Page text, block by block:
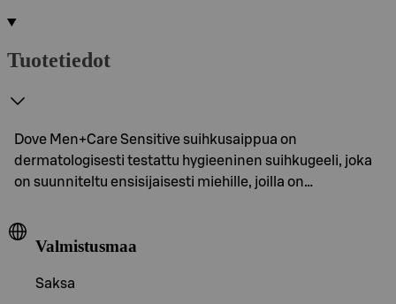
Tuotetiedot
Dove Men+Care Sensitive suihkusaippua on
dermatologisesti testattu hygieeninen suihkugeeli, joka
on suunniteltu ensisijaisesti miehille, joilla on…
Valmistusmaa
Saksa